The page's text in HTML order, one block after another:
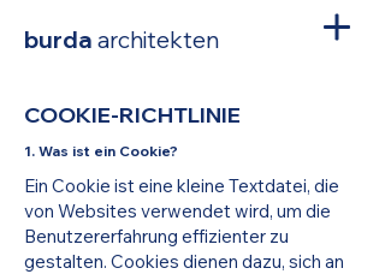
burda architekten
COOKIE-RICHTLINIE
1. Was ist ein Cookie?
Ein Cookie ist eine kleine Textdatei, die
von Websites verwendet wird, um die
Benutzererfahrung effizienter zu
gestalten. Cookies dienen dazu, sich an